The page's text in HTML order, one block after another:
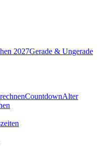
2027Gerade & Ungerade
CountdownAlter